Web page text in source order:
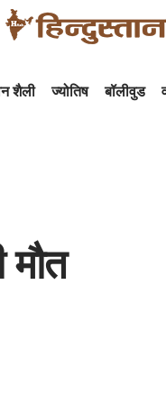
शैली ज्योतिष बॉलीवुड